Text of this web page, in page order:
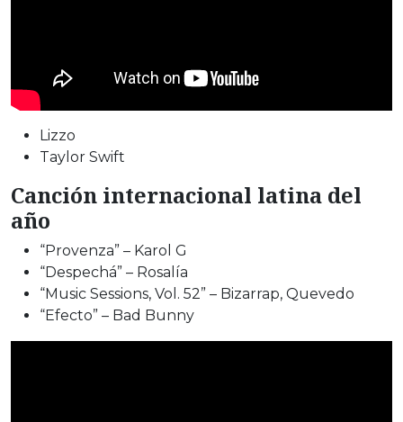
Lizzo
Taylor Swift
Canción internacional latina del
año
“Provenza” – Karol G
“Despechá” – Rosalía
“Music Sessions, Vol. 52” – Bizarrap, Quevedo
“Efecto” – Bad Bunny